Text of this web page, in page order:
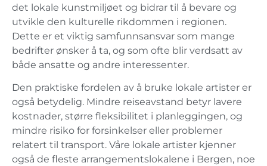
det lokale kunstmiljøet og bidrar til å bevare og
utvikle den kulturelle rikdommen i regionen.
Dette er et viktig samfunnsansvar som mange
bedrifter ønsker å ta, og som ofte blir verdsatt av
både ansatte og andre interessenter.
Den praktiske fordelen av å bruke lokale artister er
også betydelig. Mindre reiseavstand betyr lavere
kostnader, større fleksibilitet i planleggingen, og
mindre risiko for forsinkelser eller problemer
relatert til transport. Våre lokale artister kjenner
også de fleste arrangementslokalene i Bergen, noe